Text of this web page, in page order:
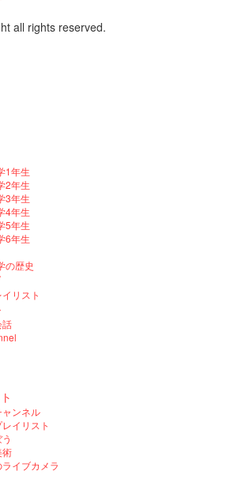
all rights reserved.
1年生
2年生
3年生
4年生
5年生
6年生
の歴史
リスト
話
ンネル
イリスト
術
イブカメラ